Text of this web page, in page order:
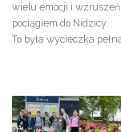
wielu emocji i
pociągiem do Nidzicy.
To była wycieczka